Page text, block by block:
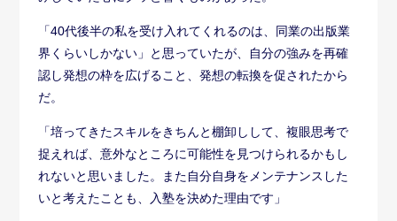
「40代後半の私を受け入れてくれるのは、同業の出版業
界くらいしかない」と思っていたが、自分の強みを再確
認し発想の枠を広げること、発想の転換を促されたから
だ。
「培ってきたスキルをきちんと棚卸しして、複眼思考で
捉えれば、意外なところに可能性を見つけられるかもし
れないと思いました。また自分自身をメンテナンスした
いと考えたことも、入塾を決めた理由です」